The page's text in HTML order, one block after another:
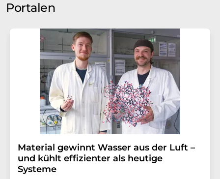
Portalen
Material gewinnt Wasser aus der Luft –
und kühlt effizienter als heutige
Systeme